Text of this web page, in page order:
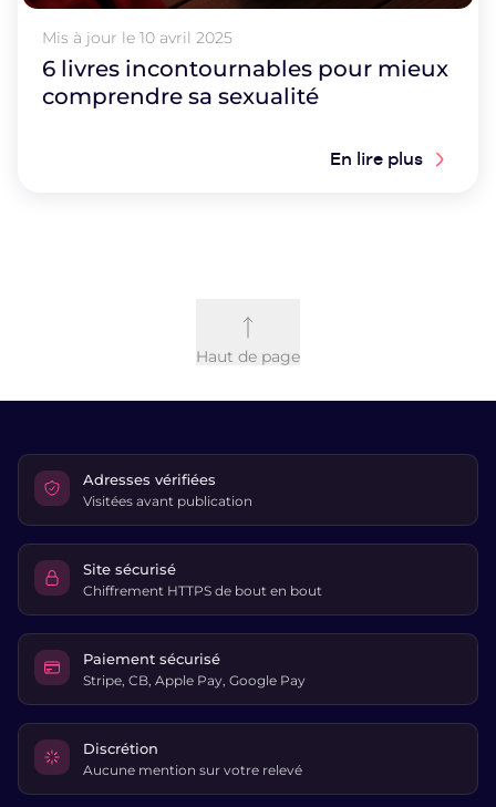
Mis à jour le10 avril 2025
6 livres incontournables pour mieux
comprendre sa sexualité
En lire plus
Haut de page
Adresses vérifiées
Visitées avant publication
Site sécurisé
Chiffrement HTTPS de bout en bout
Paiement sécurisé
Stripe, CB, Apple Pay, Google Pay
Discrétion
Aucune mention sur votre relevé